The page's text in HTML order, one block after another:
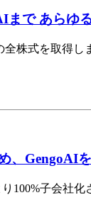
で あら
全株式を取
、GengoAI
100%子会